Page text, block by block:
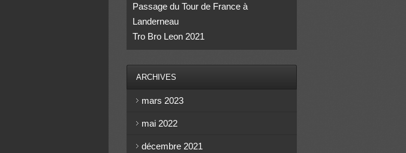
Passage du Tour de France à
Landerneau
Tro Bro Leon 2021
ARCHIVES
mars 2023
mai 2022
décembre 2021